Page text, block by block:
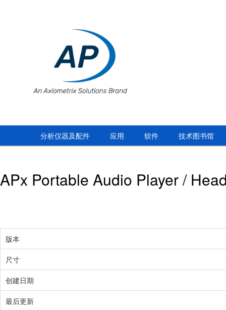
分析仪器及配件 应用 软件 技术图书馆
APx Portable Audio Player /
版本
尺寸
创建日期
最后更新